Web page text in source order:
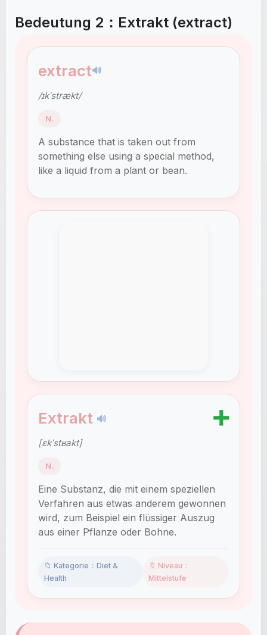
Bedeutung 2：Extrakt (extract)
extract🔊
/ɪkˈstrækt/
N.
A substance that is taken out from
something else using a special method,
like a liquid from a plant or bean.
Extrakt 🔊 ➕
[ɛkˈstʁakt]
N.
Eine Substanz, die mit einem speziellen
Verfahren aus etwas anderem gewonnen
wird, zum Beispiel ein flüssiger Auszug
aus einer Pflanze oder Bohne.
📁 Kategorie：Diet &
Health
🔖 Niveau：
Mittelstufe